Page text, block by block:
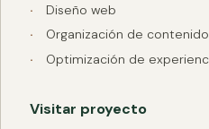
Diseño web
Organización de
Optimización de
Visitar proyecto